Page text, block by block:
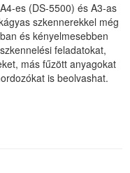
es (DS-5500) és A3-as
szkennerekkel még
és kényelmesebben
feladatokat,
más fűzött anyagokat
is beolvashat.